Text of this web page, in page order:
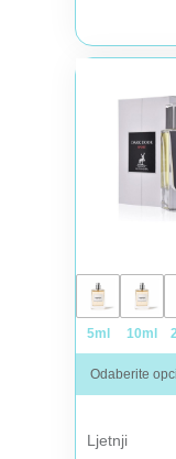
5ml 10ml
Odaberite
Ljetnji
Ovaj